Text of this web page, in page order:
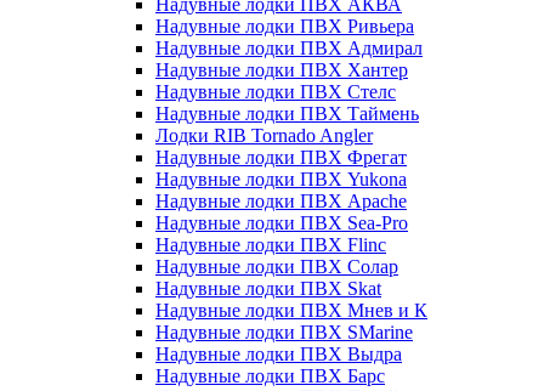
Надувные лодки ПВХ АКВА
Надувные лодки ПВХ Ривьера
Надувные лодки ПВХ Адмирал
Надувные лодки ПВХ Хантер
Надувные лодки ПВХ Стелс
Надувные лодки ПВХ Таймень
Лодки RIB Tornado Angler
Надувные лодки ПВХ Фрегат
Надувные лодки ПВХ Yukona
Надувные лодки ПВХ Apache
Надувные лодки ПВХ Sea-Pro
Надувные лодки ПВХ Flinc
Надувные лодки ПВХ Солар
Надувные лодки ПВХ Skat
Надувные лодки ПВХ Мнев и К
Надувные лодки ПВХ SMarine
Надувные лодки ПВХ Выдра
Надувные лодки ПВХ Барс